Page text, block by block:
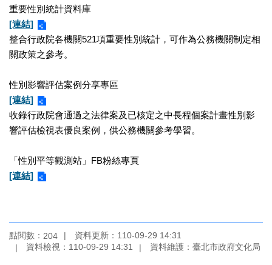
區
珍
貴
文
資
源
補
助/
請
案
府
公
開
重要性別統計資料庫
[連結]
整合行政院各機關521項重要性別統計，可作為公務機關制定相
關政策之參考。
性別影響評估案例分享專區
[連結]
收錄行政院會通過之法律案及已核定之中長程個案計畫性別影
響評估檢視表優良案例，供公務機關參考學習。
「性別平等觀測站」FB粉絲專頁
[連結]
點閱數： 204
資料更新：110-09-29 14:31
資料檢視：110-09-29 14:31
資料維護：臺北市政府文化局